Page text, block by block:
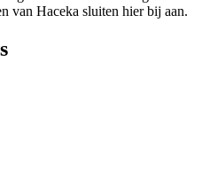
van Haceka sluiten hier bij aan.